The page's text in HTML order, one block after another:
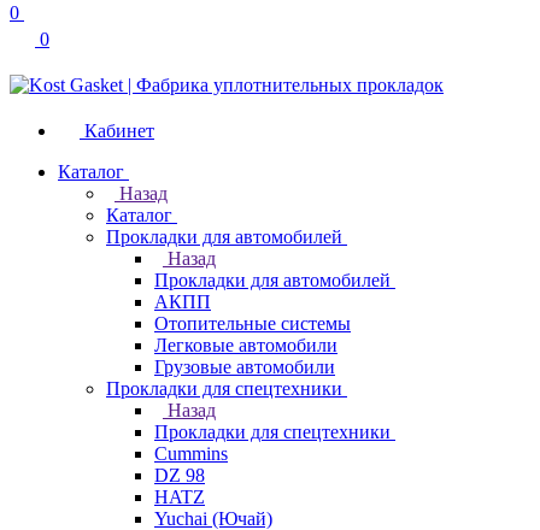
0
0
Кабинет
Каталог
Назад
Каталог
Прокладки для автомобилей
Назад
Прокладки для автомобилей
АКПП
Отопительные системы
Легковые автомобили
Грузовые автомобили
Прокладки для спецтехники
Назад
Прокладки для спецтехники
Cummins
DZ 98
HATZ
Yuchai (Ючай)